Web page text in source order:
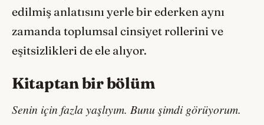
edilmiş anlatısını yerle bir ederken aynı
zamanda toplumsal cinsiyet rollerini ve
eşitsizlikleri de ele alıyor.
Kitaptan bir bölüm
Senin için fazla yaşlıyım. Bunu şimdi görüyorum.